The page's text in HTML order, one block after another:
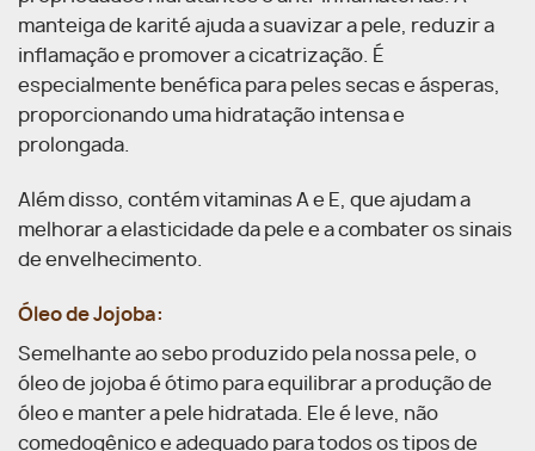
manteiga de karité ajuda a suavizar a pele, reduzir a
inflamação e promover a cicatrização. É
especialmente benéfica para peles secas e ásperas,
proporcionando uma hidratação intensa e
prolongada.
Além disso, contém vitaminas A e E, que ajudam a
melhorar a elasticidade da pele e a combater os sinais
de envelhecimento.
Óleo de Jojoba:
Semelhante ao sebo produzido pela nossa pele, o
óleo de jojoba é ótimo para equilibrar a produção de
óleo e manter a pele hidratada. Ele é leve, não
comedogênico e adequado para todos os tipos de